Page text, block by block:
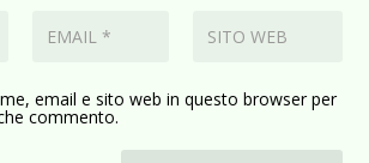
email e sito web in questo browser per
commento.